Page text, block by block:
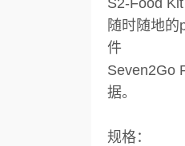
S2-Food Kit
随时随地
件
Seven2Go
据。
规格：